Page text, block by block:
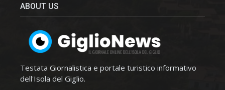
ABOUT US
Testata Giornalistica e portale turistico informativo
dell'Isola del Giglio.